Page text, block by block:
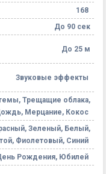
168
До 90 сек
До 25 м
Звуковые эффекты
Трещащие облака,
Мерцание, Кокос
Зеленый, Белый,
Фиолетовый, Синий
Рождения, Юбилей